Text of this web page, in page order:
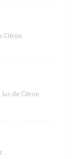
Citron
de Citron